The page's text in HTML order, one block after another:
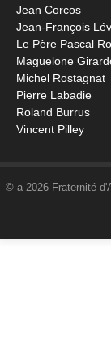
Jean Corcos
Jean-François
Le Père Pascal
Maguelone
Michel Rostagnat
Pierre Labadie
Roland Burrus
Vincent Pilley
© a 2026 Fraternité